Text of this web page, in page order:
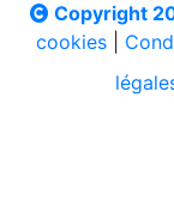
Copyright
cookies|